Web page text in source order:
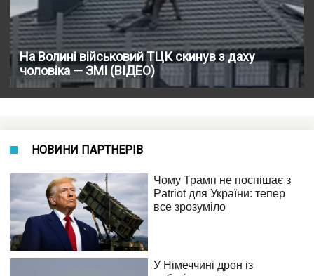
На Волині військовий ТЦК скинув з даху
чоловіка — ЗМІ (ВІДЕО)
НОВИНИ ПАРТНЕРІВ